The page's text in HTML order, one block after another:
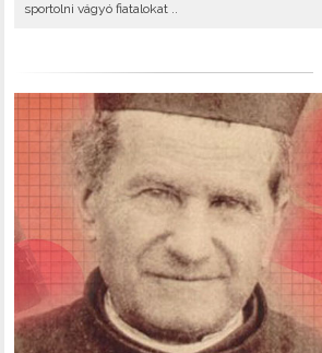
sportolni vágyó fiatalokat ..